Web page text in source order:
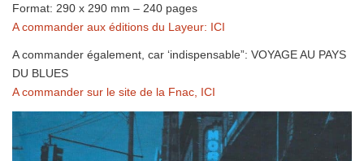
Format: 290 x 290 mm – 240 pages
A commander aux éditions du Layeur: ICI
A commander également, car ‘indispensable”: VOYAGE AU PAYS
DU BLUES
A commander sur le site de la Fnac, ICI